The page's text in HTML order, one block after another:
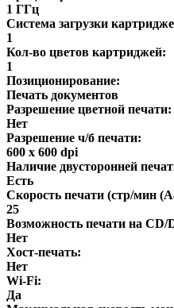
1 ГГц
Система загрузки
1
Кол-во цветов картриджей:
1
Позиционирование:
Печать документов
Разрешение цветной печати:
Нет
Разрешение ч/б печати:
600 x 600 dpi
Наличие двусторонней
Есть
Скорость печати (стр/мин
25
Возможность печати на CD/
Нет
Хост-печать:
Нет
Wi-Fi:
Да